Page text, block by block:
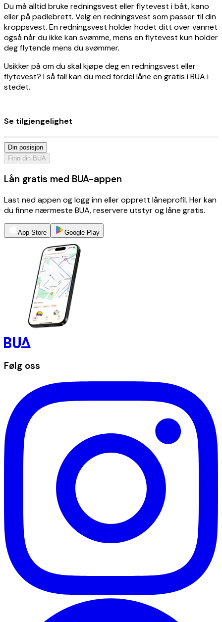
Du må alltid bruke redningsvest eller flytevest i båt, kano
eller på padlebrett. Velg en redningsvest som passer til din
kroppsvest. En redningsvest holder hodet ditt over vannet
også når du ikke kan svømme, mens en flytevest kun holder
deg flytende mens du svømmer.
Usikker på om du skal kjøpe deg en redningsvest eller
flytevest? I så fall kan du med fordel låne en gratis i BUA i
stedet.
Se tilgjengelighet
Din posisjon
Finn din BUA
Lån gratis med BUA-appen
Last ned appen og logg inn eller opprett låneprofil. Her kan
du finne nærmeste BUA, reservere utstyr og låne gratis.
App Store Google Play
Følg oss